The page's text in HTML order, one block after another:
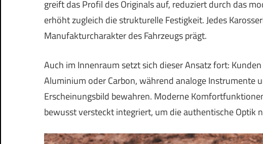
greift das Profil des Originals auf, reduziert durch das
erhöht zugleich die strukturelle Festigkeit. Jedes
Manufakturcharakter des Fahrzeugs prägt.
Auch im Innenraum setzt sich dieser Ansatz fort:
Aluminium oder Carbon, während analoge Instrumente
Erscheinungsbild bewahren. Moderne
bewusst versteckt integriert, um die authentische Optik